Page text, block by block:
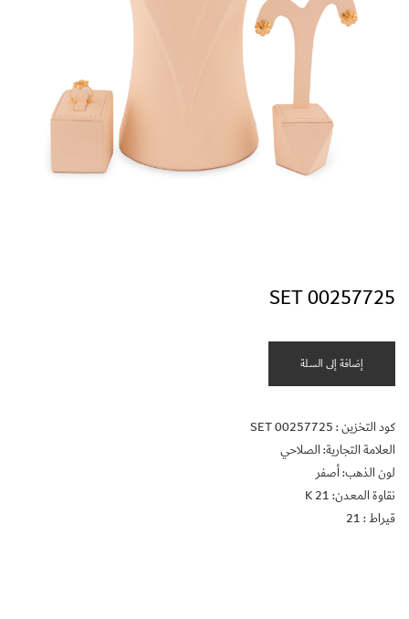
SET 00257725
إضافة إلى السلة
كود التخزين :SET 00257725
العلامة التجارية: الصلاحي
لون الذهب: أصفر
نقاوة المعدن: 21 K
قيراط : 21